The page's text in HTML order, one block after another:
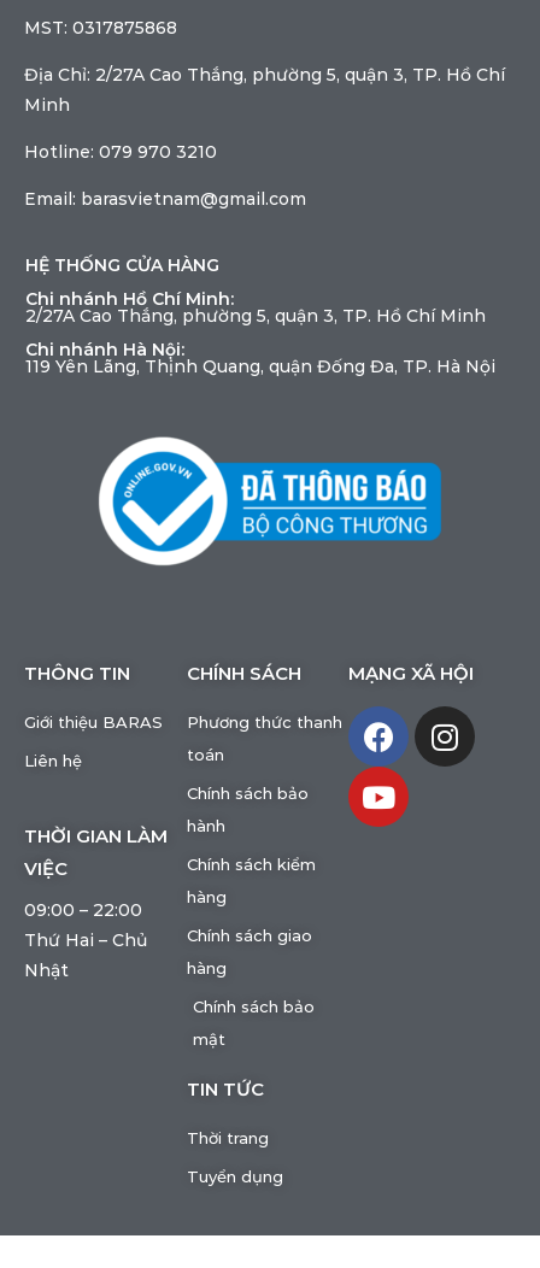
MST: 0317875868
Địa Chỉ: 2/27A Cao Thắng, phường 5, quận 3, TP. Hồ Chí
Minh
Hotline: 079 970 3210
Email: barasvietnam@gmail.com
HỆ THỐNG CỬA HÀNG
Chi nhánh Hồ Chí Minh:
2/27A Cao Thắng, phường 5, quận 3, TP. Hồ Chí Minh
Chi nhánh Hà Nội:
119 Yên Lãng, Thịnh Quang, quận Đống Đa, TP. Hà Nội
THÔNG TIN
Giới thiệu BARAS
Liên hệ
THỜI GIAN LÀM
VIỆC
09:00 – 22:00
Thứ Hai – Chủ
Nhật
CHÍNH SÁCH
Phương thức thanh
toán
Chính sách bảo
hành
Chính sách kiểm
hàng
Chính sách giao
hàng
Chính sách bảo
mật
TIN TỨC
Thời trang
Tuyển dụng
MẠNG XÃ HỘI